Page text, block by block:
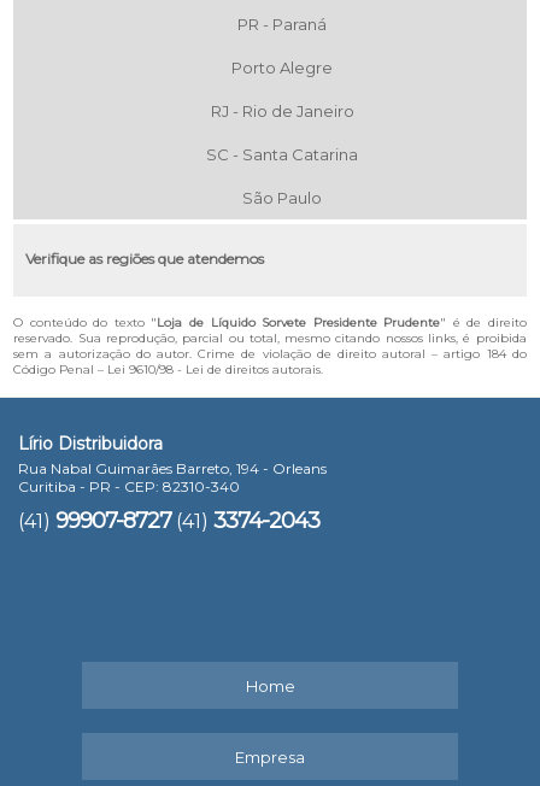
PR - Paraná
Porto Alegre
RJ - Rio de Janeiro
SC - Santa Catarina
São Paulo
Verifique as regiões que atendemos
O conteúdo do texto "Loja de Líquido Sorvete Presidente Prudente" é de direito
reservado. Sua reprodução, parcial ou total, mesmo citando nossos links, é proibida
sem a autorização do autor. Crime de violação de direito autoral – artigo 184 do
Código Penal – Lei 9610/98 - Lei de direitos autorais.
Lírio Distribuidora
Rua Nabal Guimarães Barreto, 194 - Orleans
Curitiba - PR - CEP: 82310-340
(41) 99907-8727 (41) 3374-2043
Home
Empresa